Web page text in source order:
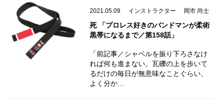
2021.05.09 インストラクター 岡市 尚士
死 「プロレス好きのバンドマンが柔術
黒帯になるまで／第158話」
「前記事／シャベルを振り下ろさなけ
れば何も進まない。瓦礫の上を歩いて
るだけの毎日が無意味なことぐらい、
よく分か…